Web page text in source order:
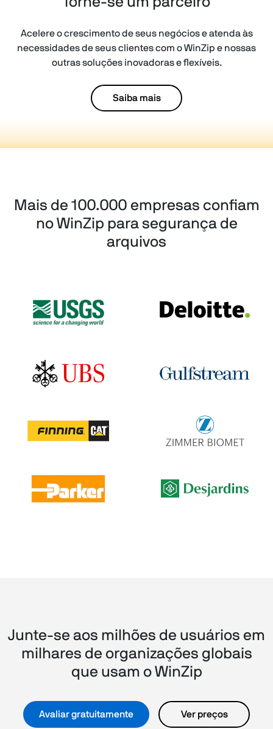
Acelere o crescimento de seus negócios e atenda às
necessidades de seus clientes com o WinZip e nossas
outras soluções inovadoras e flexíveis.
Saiba mais
Mais de 100.000 empresas confiam
no WinZip para segurança de
arquivos
Junte-se aos milhões de usuários em
milhares de organizações globais
que usam o WinZip
Avaliar gratuitamente Ver preços